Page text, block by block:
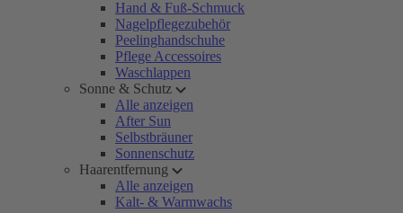
Hand & Fuß-Schmuck
Nagelpflegezubehör
Peelinghandschuhe
Pflege Accessoires
Waschlappen
Sonne & Schutz
Alle anzeigen
After Sun
Selbstbräuner
Sonnenschutz
Haarentfernung
Alle anzeigen
Kalt- & Warmwachs